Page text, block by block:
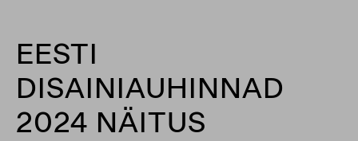
EESTI
DISAINIAUHINNAD
2024 NÄITUS